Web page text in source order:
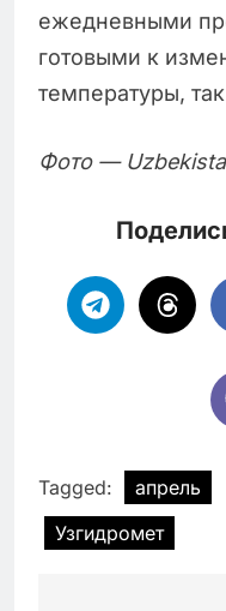
ежедневными
готовыми к
температуры,
Фото —
Tagged: апрель
Узгидромет